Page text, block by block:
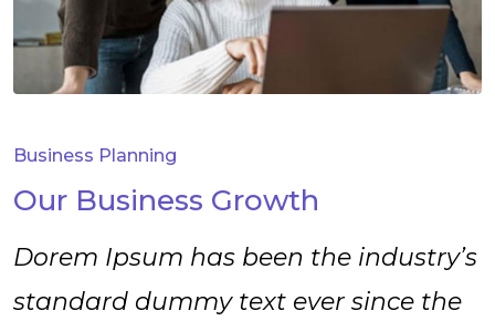
Business Planning
Our Business Growth
Dorem Ipsum has been the industry’s
standard dummy text ever since the